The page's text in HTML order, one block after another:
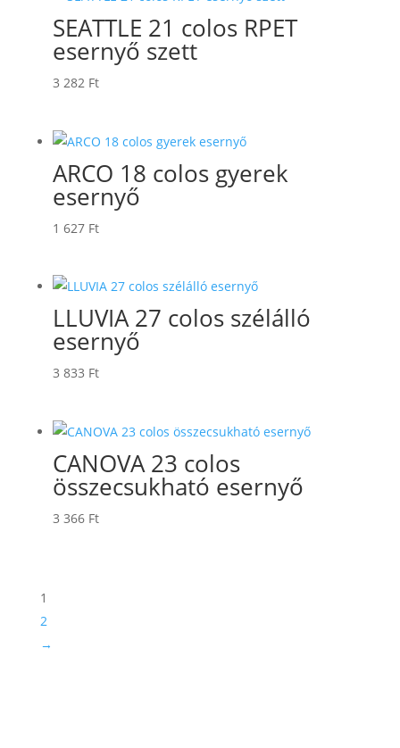
SEATTLE 21 colos RPET
esernyő szett
3 282 Ft
ARCO 18 colos gyerek
esernyő
1 627 Ft
LLUVIA 27 colos szélálló
esernyő
3 833 Ft
CANOVA 23 colos
összecsukható esernyő
3 366 Ft
1
2
→